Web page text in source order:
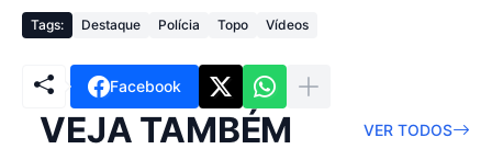
Tags: Destaque Polícia Topo Vídeos
Facebook
VEJA TAMBÉM VER TODOS